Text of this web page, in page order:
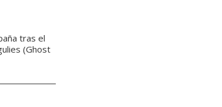
tras el
(Ghost